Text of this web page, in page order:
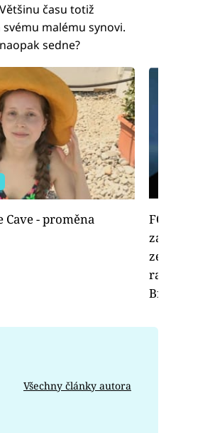
času totiž
malému synovi.
sedne?
Cave - proměna
FOTO: J.
zásadní
ze světa
radost z
Brumbála!
Všechny články autora